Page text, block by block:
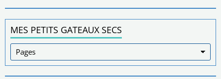
MES PETITS GATEAUX SECS